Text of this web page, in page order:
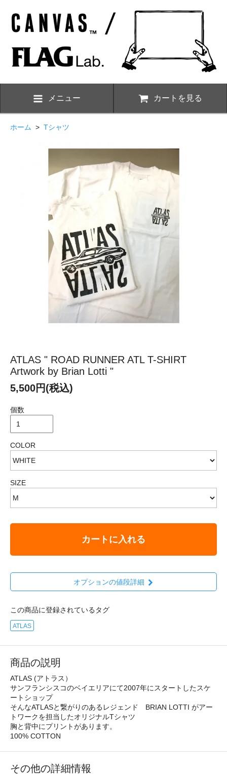
メニュー カートを見る
ホーム > Tシャツ
ATLAS " ROAD RUNNER ATL T-SHIRT
Artwork by Brian Lotti "
5,500円(税込)
個数
COLOR
SIZE
カートに入れる
オプションの値段詳細
この商品に登録されているタグ
ATLAS
商品の説明
ATLAS (アトラス）
サンフランシスコのベイエリアにて2007年にスタートしたスケ
ートショップ
そんなATLASと繋がりのあるレジェンド BRIAN LOTTI がアー
トワークを担当したオリジナルTシャツ
胸と背中にプリントがあります。
100% COTTON
その他の詳細情報